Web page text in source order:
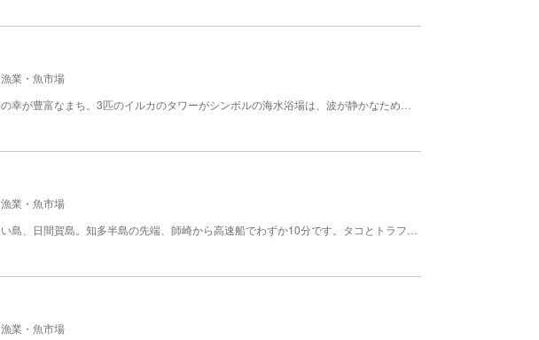
漁業・魚市場
漁業・魚市場
漁業・魚市場